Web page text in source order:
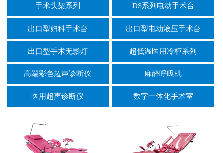
手术头架系列 DS系列电动手术台
出口型妇科手术台 出口型电动液压手术台
出口型手术无影灯 超低温医用冷柜系列
高端彩色超声诊断仪 麻醉呼吸机
医用超声诊断仪 数字一体化手术室